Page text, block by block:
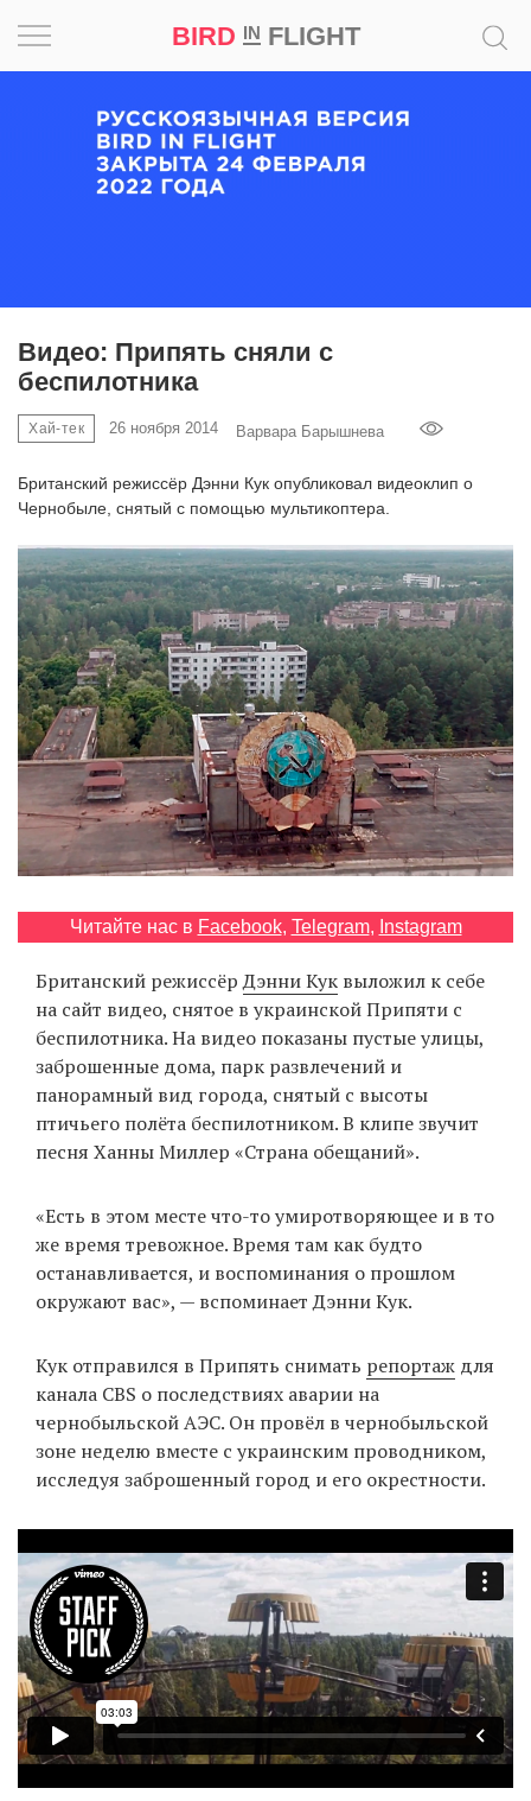
BIRD INFLIGHT
EN
UA
Видео: Припять сняли с
беспилотника
Хай-тек 26 ноября 2014 Варвара Барышнева
Британский режиссёр Дэнни Кук опубликовал видеоклип о
Чернобыле, снятый с помощью мультикоптера.
Читайте нас в Facebook, Telegram, Instagram
Британский режиссёрДэнни Кук выложил к себе
на сайт видео, снятое в украинской Припяти с
беспилотника. На видео показаны пустые улицы,
заброшенные дома, парк развлечений и
панорамный вид города, снятый с высоты
птичьего полёта беспилотником. В клипе звучит
песня Ханны Миллер «Страна обещаний».
«Есть в этом месте что-то умиротворяющее и в то
же время тревожное. Время там как будто
останавливается, и воспоминания о прошлом
окружают вас», — вспоминает Дэнни Кук.
Кук отправился в Припять снимать репортаж для
канала CBS о последствиях аварии на
чернобыльской АЭС. Он провёл в чернобыльской
зоне неделю вместе с украинским проводником,
исследуя заброшенный город и его окрестности.